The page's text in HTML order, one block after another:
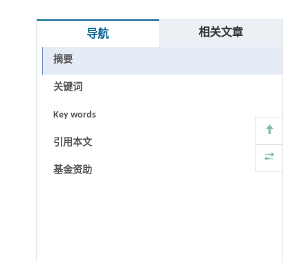
导航 相关文章
摘要
关键词
Key words
引用本文
基金资助